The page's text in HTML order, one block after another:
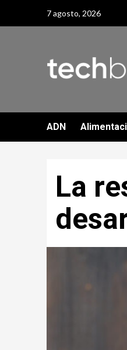
7 agosto, 2026
ADN
La